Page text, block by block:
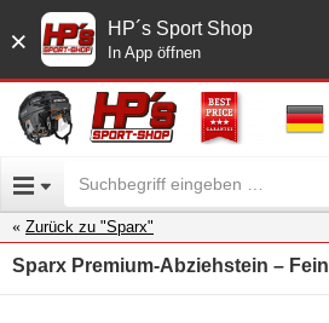
× HP´s Sport Shop
In App öffnen
Zurück zu "Sparx"
Sparx Premium-Abziehstein – Fein